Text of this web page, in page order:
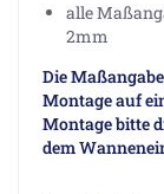
alle
2mm
Die
Montage auf
Montage bitte
dem